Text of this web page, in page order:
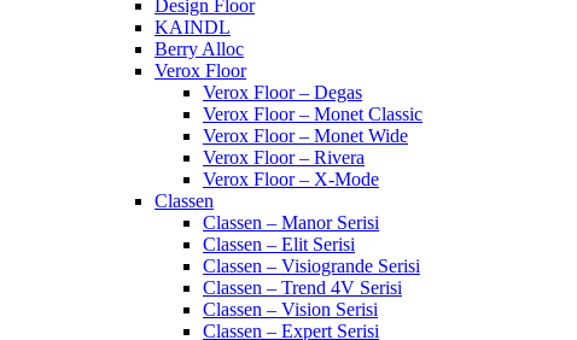
Design Floor
KAINDL
Berry Alloc
Verox Floor
Verox Floor – Degas
Verox Floor – Monet Classic
Verox Floor – Monet Wide
Verox Floor – Rivera
Verox Floor – X-Mode
Classen
Classen – Manor Serisi
Classen – Elit Serisi
Classen – Visiogrande Serisi
Classen – Trend 4V Serisi
Classen – Vision Serisi
Classen – Expert Serisi